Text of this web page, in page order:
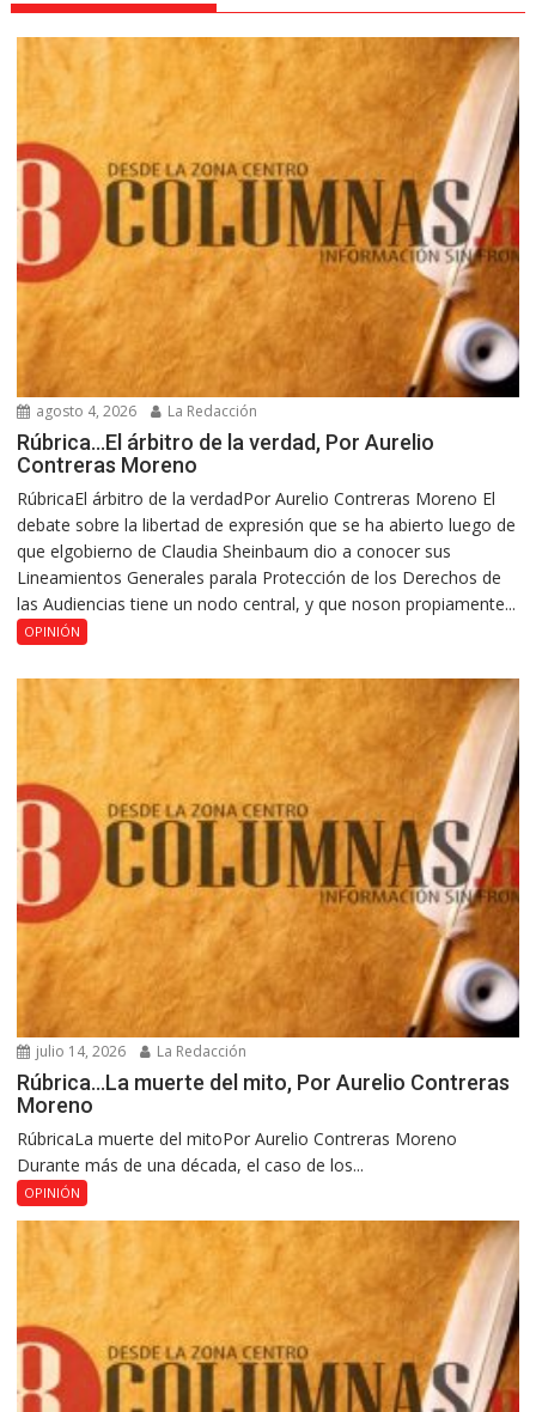
agosto 4, 2026 La Redacción
Rúbrica…El árbitro de la verdad, Por Aurelio
Contreras Moreno
RúbricaEl árbitro de la verdadPor Aurelio Contreras Moreno El
debate sobre la libertad de expresión que se ha abierto luego de
que elgobierno de Claudia Sheinbaum dio a conocer sus
Lineamientos Generales parala Protección de los Derechos de
las Audiencias tiene un nodo central, y que noson propiamente...
OPINIÓN
julio 14, 2026 La Redacción
Rúbrica…La muerte del mito, Por Aurelio Contreras
Moreno
RúbricaLa muerte del mitoPor Aurelio Contreras Moreno
Durante más de una década, el caso de los...
OPINIÓN